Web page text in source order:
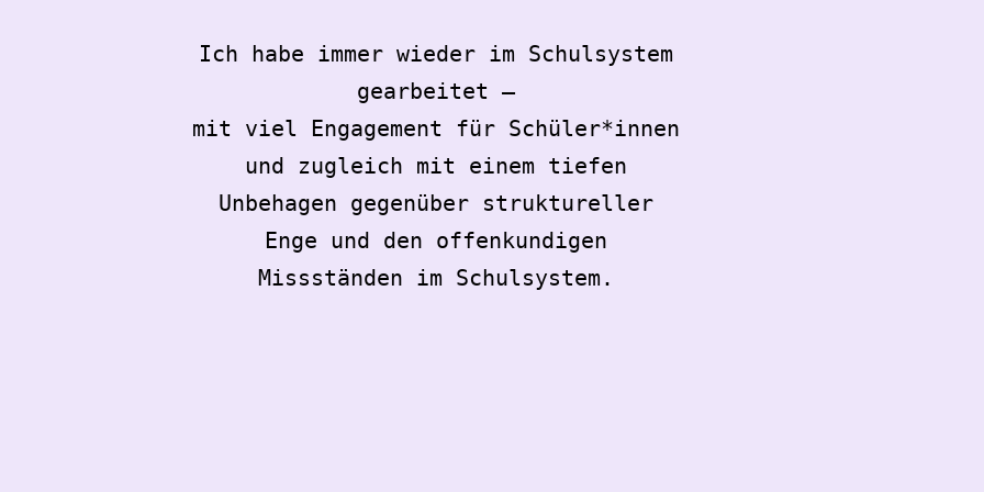
Ich habe immer wieder im Schulsystem
gearbeitet –
mit viel Engagement für Schüler*innen
und zugleich mit einem tiefen
Unbehagen gegenüber struktureller
Enge und den offenkundigen
Missständen im Schulsystem.